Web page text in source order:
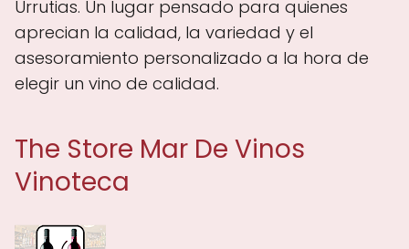
Urrutias. Un lugar pensado para quienes
aprecian la calidad, la variedad y el
asesoramiento personalizado a la hora de
elegir un vino de calidad.
The Store Mar De Vinos
Vinoteca